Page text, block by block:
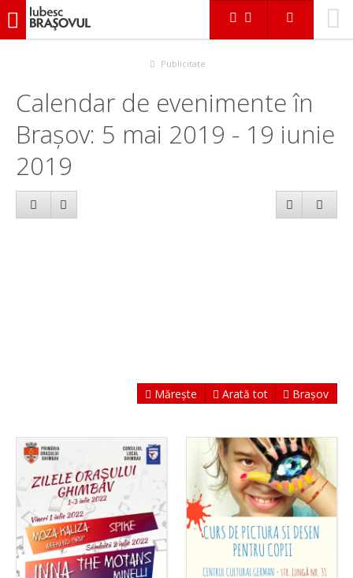
iubescbraşovul.ro
Publicitate
Calendar de evenimente în
Brașov: 5 mai 2019 - 19 iunie
2019
Mărește Arată tot Brașov